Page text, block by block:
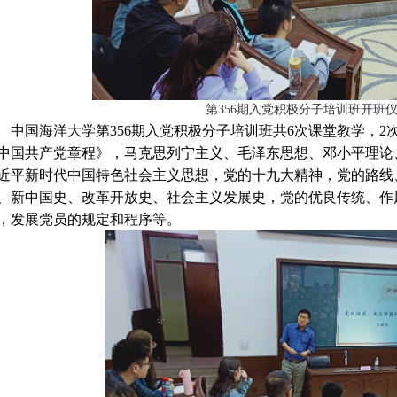
第356期入党积极分子培训班开班
中国海洋大学第356期入党积极分子培训班共6次课堂教学， 2
中国共产党章程》，马克思列宁主义、毛泽东思想、邓小平理
平新时代中国特色社会主义思想，党的十九大精神，党的路
新中国史、改革开放史、社会主义发展史，党的优良传统、
发展党员的规定和程序等。